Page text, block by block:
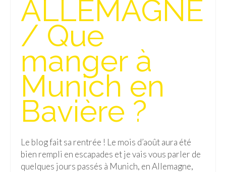
Isla del Sol
Lac Titicaca
Salar d’Uyuni
Chili
Paraguay
Pérou
Lac Titicaca
ALLEMAGNE
/ Que
manger à
Munich en
Bavière ?
Le blog fait sa rentrée ! Le mois d’août aura été
bien rempli en escapades et je vais vous parler de
quelques jours passés à Munich, en Allemagne,